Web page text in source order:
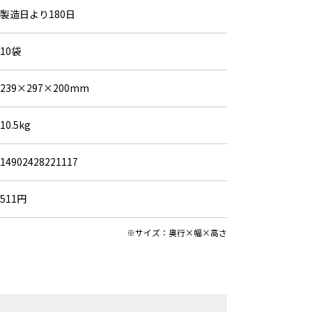
製造日より180日
10袋
239×297×200mm
10.5kg
14902428221117
511円
※サイズ：奥行×幅×高さ